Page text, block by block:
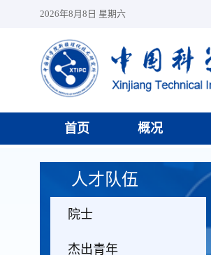
2026年8月8日 星期六
首页 概况
人才队伍
院士
杰出青年